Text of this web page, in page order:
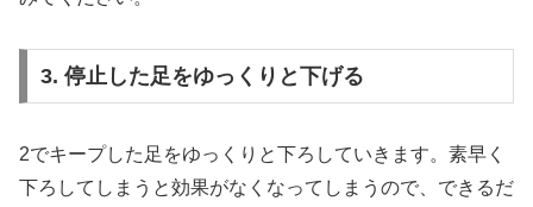
3. 停止した足をゆっくりと下げる
2でキープした足をゆっくりと下ろしていきます。素早く
下ろしてしまうと効果がなくなってしまうので、できるだ